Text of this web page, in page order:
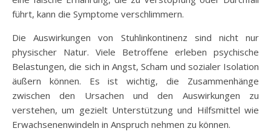
führt, kann die Symptome verschlimmern.
Die Auswirkungen von Stuhlinkontinenz sind nicht nur
physischer Natur. Viele Betroffene erleben psychische
Belastungen, die sich in Angst, Scham und sozialer Isolation
äußern können. Es ist wichtig, die Zusammenhänge
zwischen den Ursachen und den Auswirkungen zu
verstehen, um gezielt Unterstützung und Hilfsmittel wie
Erwachsenenwindeln in Anspruch nehmen zu können.